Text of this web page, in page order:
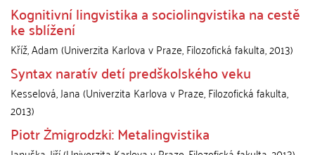
Kognitivní lingvistika a sociolingvistika na cestě
ke sblížení
Kříž, Adam(Univerzita Karlova v Praze, Filozofická fakulta,2013)
Syntax naratív detí predškolského veku
Kesselová, Jana(Univerzita Karlova v Praze, Filozofická fakulta,
2013)
Piotr Żmigrodzki: Metalingvistika